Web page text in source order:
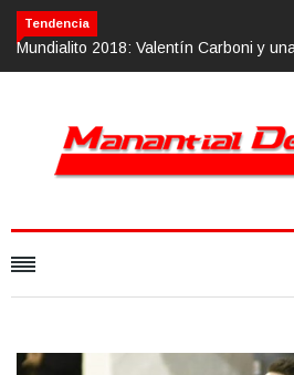
Tendencia
Calvario Race 2018, 10 de noviembre